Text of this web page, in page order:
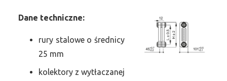
Dane techniczne:
rury stalowe o średnicy
25 mm
kolektory z wytłaczanej